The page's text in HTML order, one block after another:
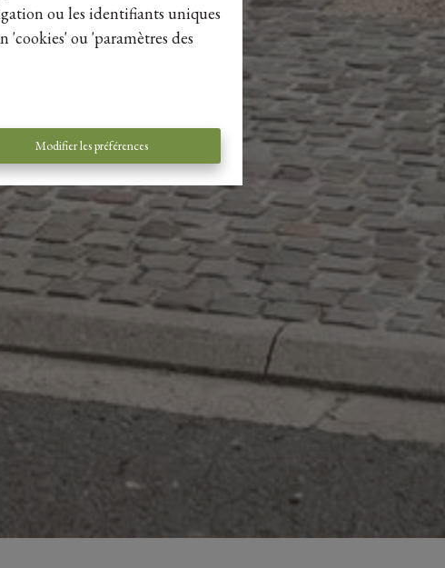
ou les identifiants uniques
'cookies' ou 'paramètres des
Modifier les préférences